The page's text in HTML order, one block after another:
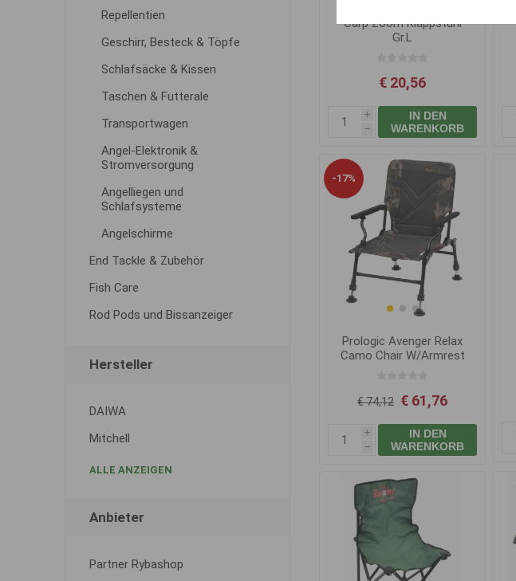
Carp Zoom Klappstuhl
Gr.L
€ 20,56
i
h
IN DEN
WARENKORB
-17%
Prologic Avenger Relax
Camo Chair W/Armrest
€ 74,12 € 61,76
i
h
IN DEN
WARENKORB
Repellentien
Geschirr, Besteck & Töpfe
Schlafsäcke & Kissen
Taschen & Futterale
Transportwagen
Angel-Elektronik &
Stromversorgung
Angelliegen und
Schlafsysteme
Angelschirme
End Tackle & Zubehör
Fish Care
Rod Pods und Bissanzeiger
Hersteller
DAIWA
Mitchell
ALLE ANZEIGEN
Anbieter
Partner Rybashop